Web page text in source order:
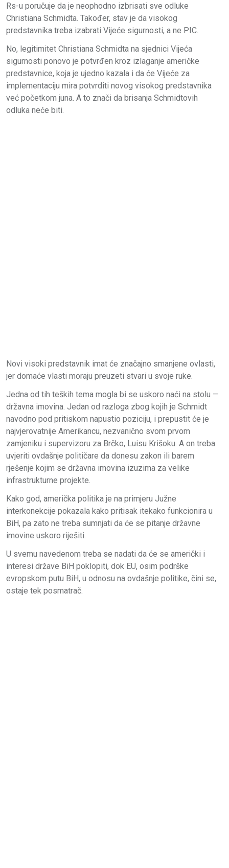
Rs-u poručuje da je neophodno izbrisati sve odluke
Christiana Schmidta. Također, stav je da visokog
predstavnika treba izabrati Vijeće sigurnosti, a ne PIC.
No, legitimitet Christiana Schmidta na sjednici Vijeća
sigurnosti ponovo je potvrđen kroz izlaganje američke
predstavnice, koja je ujedno kazala i da će Vijeće za
implementaciju mira potvrditi novog visokog predstavnika
već početkom juna. A to znači da brisanja Schmidtovih
odluka neće biti.
Novi visoki predstavnik imat će značajno smanjene ovlasti,
jer domaće vlasti moraju preuzeti stvari u svoje ruke.
Jedna od tih teških tema mogla bi se uskoro naći na stolu —
državna imovina. Jedan od razloga zbog kojih je Schmidt
navodno pod pritiskom napustio poziciju, i prepustit će je
najvjerovatnije Amerikancu, nezvanično svom prvom
zamjeniku i supervizoru za Brčko, Luisu Krišoku. A on treba
uvjeriti ovdašnje političare da donesu zakon ili barem
rješenje kojim se državna imovina izuzima za velike
infrastrukturne projekte.
Kako god, američka politika je na primjeru Južne
interkonekcije pokazala kako pritisak itekako funkcionira u
BiH, pa zato ne treba sumnjati da će se pitanje državne
imovine uskoro riješiti.
U svemu navedenom treba se nadati da će se američki i
interesi države BiH poklopiti, dok EU, osim podrške
evropskom putu BiH, u odnosu na ovdašnje politike, čini se,
ostaje tek posmatrač.